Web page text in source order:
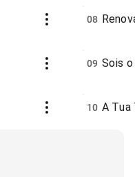
08
09 Sois o
10 A Tua